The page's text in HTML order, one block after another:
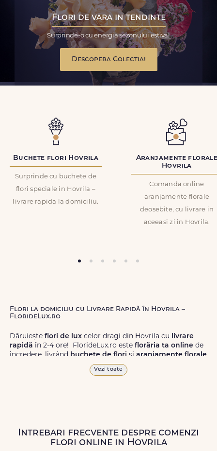
Flori de vara in tendinte
Surprinde-o cu energia sezonului estival
Descopera Colectia!
Buchete flori Hovrila
Surprinde cu buchete de
flori speciale in Hovrila –
livrare rapida la domiciliu.
Aranjamente
Hovrila
Comanda online
aranjamente florale
deosebite, cu livrare in
aceeasi zi in Hovrila.
Flori la domiciliu cu Livrare Rapidă în Hovrila –
FlorideLux.ro
Dăruiește flori de lux celor dragi din Hovrila cu livrare
rapidă în 2-4 ore! FlorideLux.ro este florăria ta online de
încredere, livrând buchete de flori și aranjamente florale
de calitate superioară în Hovrila și în toată România.
Livrăm buchete de florichiar și în weekend, pentru ca tu
să poți adresa un gest frumos atunci când ai nevoie.
Vezi toate
Intrebari frecvente despre comenzi
flori online in Hovrila